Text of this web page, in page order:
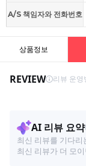
A/S 책임자와 전화번호
상품정보